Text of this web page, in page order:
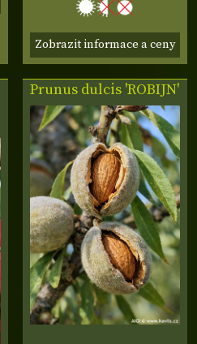
Zobrazit informace a ceny
Prunus dulcis 'ROBIJN'